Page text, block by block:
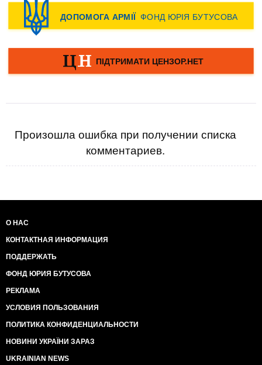
Произошла ошибка при получении списка
комментариев.
О НАС
КОНТАКТНАЯ ИНФОРМАЦИЯ
ПОДДЕРЖАТЬ
ФОНД ЮРИЯ БУТУСОВА
РЕКЛАМА
УСЛОВИЯ ПОЛЬЗОВАНИЯ
ПОЛИТИКА КОНФИДЕНЦИАЛЬНОСТИ
НОВИНИ УКРАЇНИ ЗАРАЗ
UKRAINIAN NEWS